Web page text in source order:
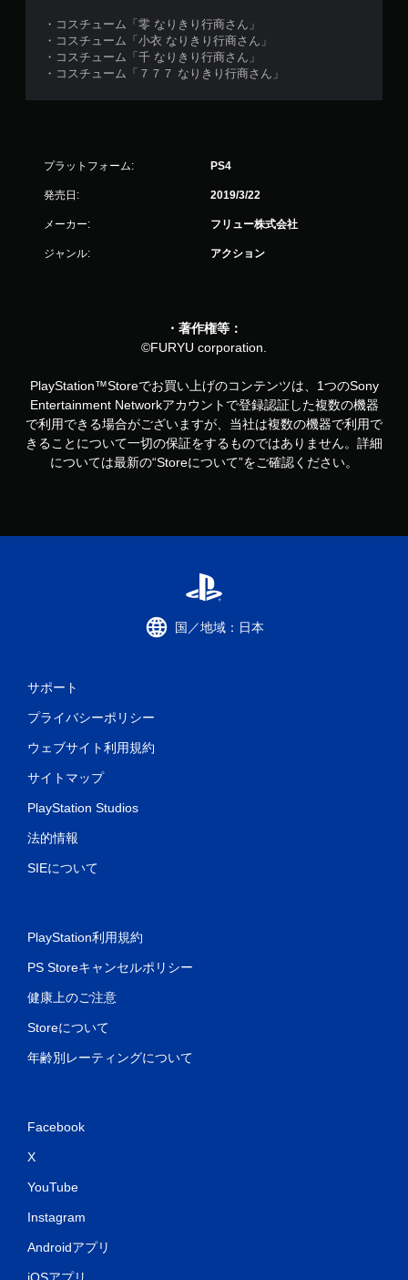
・コスチューム「零 なりきり行商さん」
・コスチューム「小衣 なりきり行商さん」
・コスチューム「千 なりきり行商さん」
・コスチューム「７７７ なりきり行商さん」
プラットフォーム: PS4
発売日: 2019/3/22
メーカー: フリュー株式会社
ジャンル: アクション
・著作権等：
©FURYU corporation.
PlayStation™Storeでお買い上げのコンテンツは、1つのSony
Entertainment Networkアカウントで登録認証した複数の機器
で利用できる場合がございますが、当社は複数の機器で利用で
きることについて一切の保証をするものではありません。詳細
については最新の“Storeについて”をご確認ください。
国／地域：日本
サポート
プライバシーポリシー
ウェブサイト利用規約
サイトマップ
PlayStation Studios
法的情報
SIEについて
PlayStation利用規約
PS Storeキャンセルポリシー
健康上のご注意
Storeについて
年齢別レーティングについて
Facebook
X
YouTube
Instagram
Androidアプリ